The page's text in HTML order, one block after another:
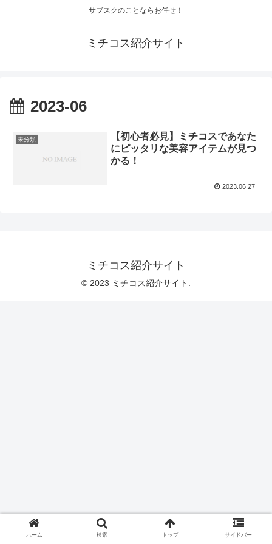
サブスクのことならお任せ！
ミチコス紹介サイト
2023-06
未分類
【初心者必見】ミチコスであなた
にピッタリな美容アイテムが見つ
かる！
2023.06.27
ミチコス紹介サイト
© 2023 ミチコス紹介サイト.
ホーム 検索 トップ サイドバー